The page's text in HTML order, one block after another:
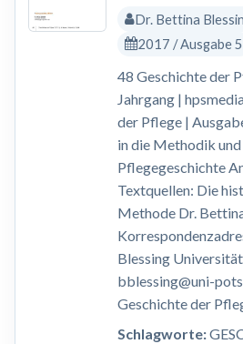
Dr. Bettina
2017 / Ausgabe 5
48 Geschichte der
Jahrgang |
der Pflege |
in die Methodik
Pflegegeschichte
Textquellen: Die
Methode Dr.
Blessing
bblessing@uni-
Geschichte der
Schlagworte: